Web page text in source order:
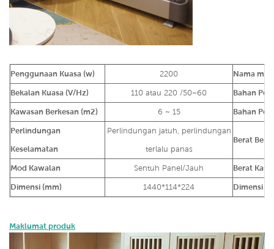
Penggunaan Kuasa (w) 2200 Nama
Bekalan Kuasa (V/Hz) 110 atau 220 /50~60 Bahan
Kawasan Berkesan (m2) 6 ~ 15 Bahan
Perlindungan
Keselamatan
Perlindungan jatuh, perlindungan
terlalu panas
Berat
Mod Kawalan Sentuh Panel/Jauh Berat
Dimensi (mm) 1440*114*224 Dimensi
Maklumat produk